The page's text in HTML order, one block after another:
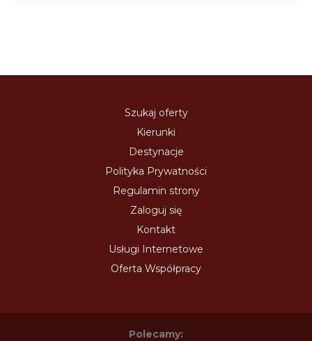
Szukaj oferty
Kierunki
Destynacje
Polityka Prywatności
Regulamin strony
Zaloguj się
Kontakt
Usługi Internetowe
Oferta Współpracy
Polecamy: